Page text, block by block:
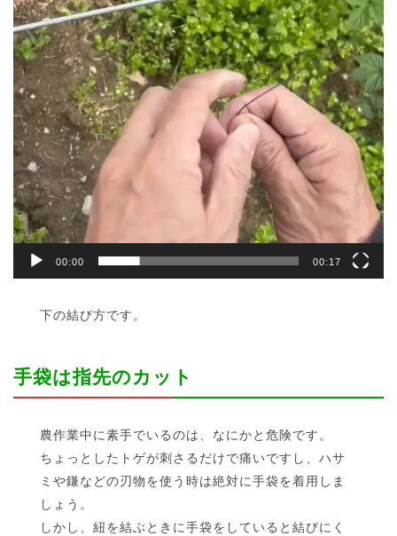
00:00 00:17
下の結び方です。
手袋は指先のカット
農作業中に素手でいるのは、なにかと危険です。
ちょっとしたトゲが刺さるだけで痛いですし、ハサ
ミや鎌などの刃物を使う時は絶対に手袋を着用しま
しょう。
しかし、紐を結ぶときに手袋をしていると結びにく